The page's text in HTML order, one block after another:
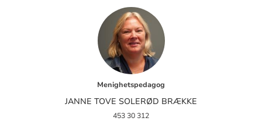
Menighetspedagog
JANNE TOVE SOLERØD BRÆKKE
453 30 312